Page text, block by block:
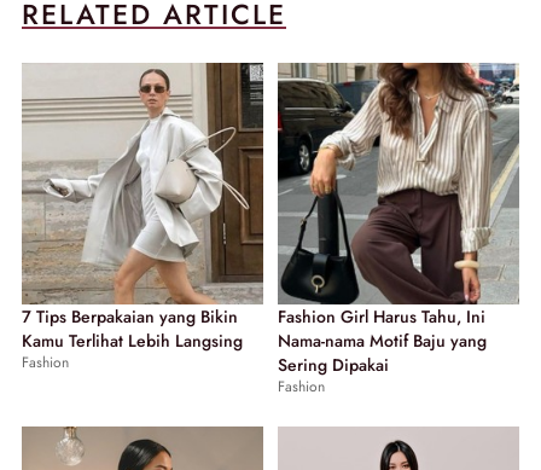
RELATED ARTICLE
7 Tips Berpakaian yang Bikin
Kamu Terlihat Lebih Langsing
Fashion
Fashion Girl Harus Tahu, Ini
Nama-nama Motif Baju yang
Sering Dipakai
Fashion